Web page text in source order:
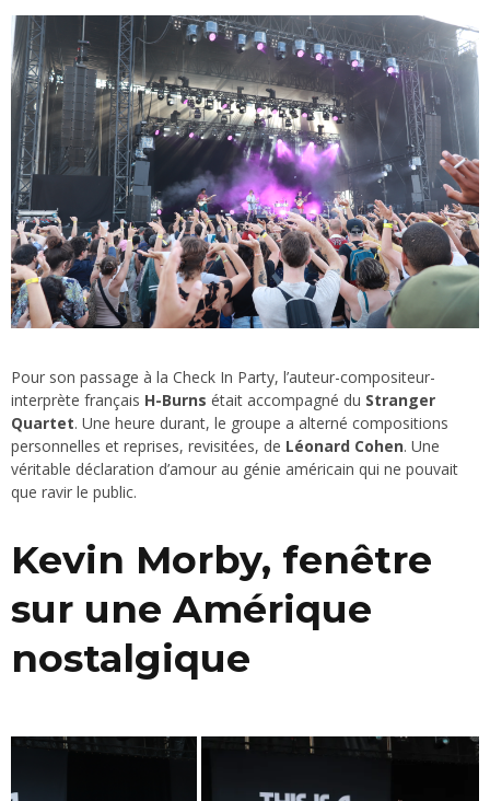
Pour son passage à la Check In Party, l’auteur-compositeur-
interprète français H-Burns était accompagné du Stranger
Quartet. Une heure durant, le groupe a alterné compositions
personnelles et reprises, revisitées, de Léonard Cohen. Une
véritable déclaration d’amour au génie américain qui ne pouvait
que ravir le public.
Kevin Morby, fenêtre
sur une Amérique
nostalgique